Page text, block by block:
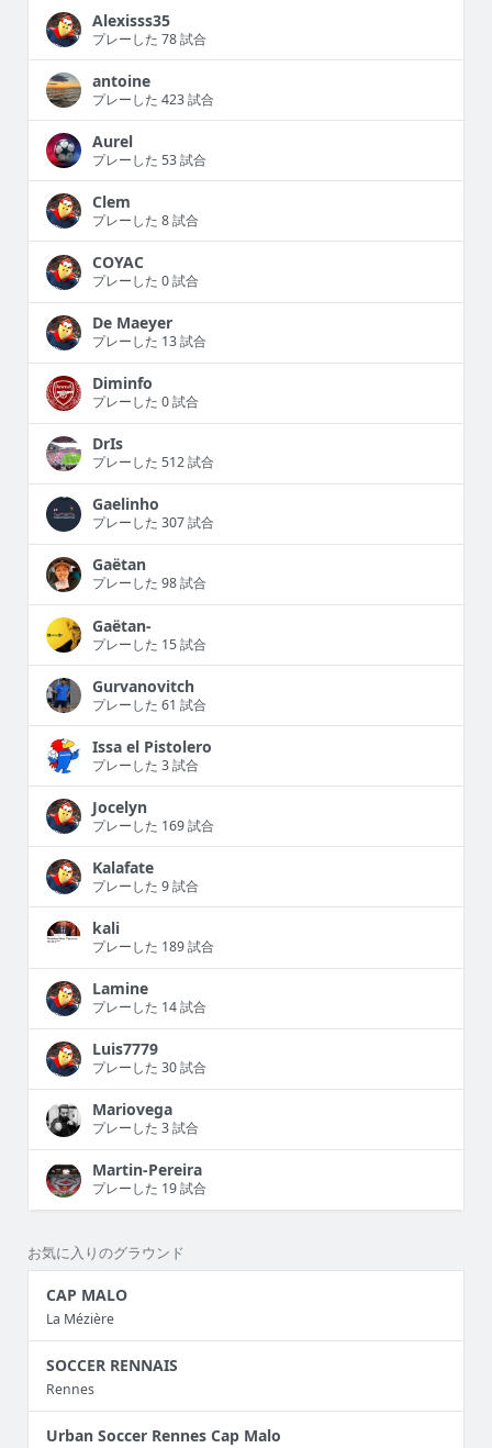
Alexisss35
プレーした 78 試合
antoine
プレーした 423 試合
Aurel
プレーした 53 試合
Clem
プレーした 8 試合
COYAC
プレーした 0 試合
De Maeyer
プレーした 13 試合
Diminfo
プレーした 0 試合
DrIs
プレーした 512 試合
Gaelinho
プレーした 307 試合
Gaëtan
プレーした 98 試合
Gaëtan-
プレーした 15 試合
Gurvanovitch
プレーした 61 試合
Issa el Pistolero
プレーした 3 試合
Jocelyn
プレーした 169 試合
Kalafate
プレーした 9 試合
kali
プレーした 189 試合
Lamine
プレーした 14 試合
Luis7779
プレーした 30 試合
Mariovega
プレーした 3 試合
Martin-Pereira
プレーした 19 試合
お気に入りのグラウンド
CAP MALO
La Mézière
SOCCER RENNAIS
Rennes
Urban Soccer Rennes Cap Malo